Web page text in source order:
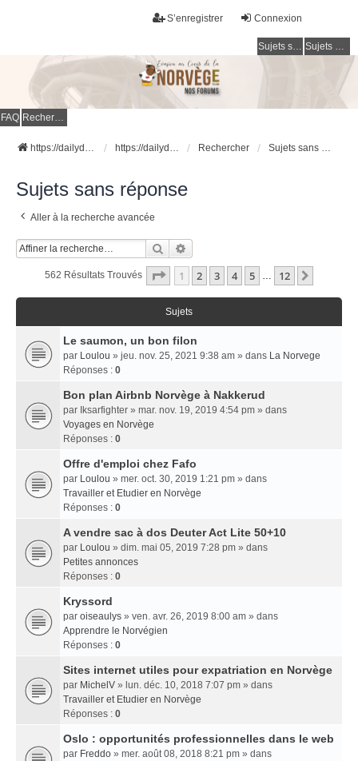
Connexion
S’enregistrer
Sujets sans réponse Sujets actifs
FAQ Rechercher
https://dailydigesthub.com https://dailydigesthub.com Rechercher Sujets sans réponse
Sujets sans réponse
Aller à la recherche avancée
Rechercher
562 Résultats Trouvés Page 1Sur
1 2 3 4 5 … 12
Sujets
Le saumon, un bon filon
par Loulou » jeu. nov. 25, 2021 9:38 am » dans La Norvege
Réponses : 0
Bon plan Airbnb Norvège à Nakkerud
par Iksarfighter » mar. nov. 19, 2019 4:54 pm » dans
Voyages en Norvège
Réponses : 0
Offre d'emploi chez Fafo
par Loulou » mer. oct. 30, 2019 1:21 pm » dans
Travailler et Etudier en Norvège
Réponses : 0
A vendre sac à dos Deuter Act Lite 50+10
par Loulou » dim. mai 05, 2019 7:28 pm » dans
Petites annonces
Réponses : 0
Kryssord
par oiseaulys » ven. avr. 26, 2019 8:00 am » dans
Apprendre le Norvégien
Réponses : 0
Sites internet utiles pour expatriation en Norvège
par MichelV » lun. déc. 10, 2018 7:07 pm » dans
Travailler et Etudier en Norvège
Réponses : 0
Oslo : opportunités professionnelles dans le web
par Freddo » mer. août 08, 2018 8:21 pm » dans